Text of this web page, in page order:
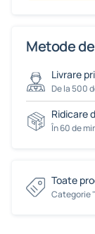
Metode
Livrare
De la 500
Ridicare
În 60 de
Toate
Сategorie